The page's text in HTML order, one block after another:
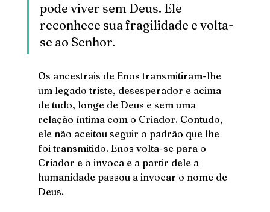
pode viver sem Deus. Ele
reconhece sua fragilidade e volta-
se ao Senhor.
Os ancestrais de Enos transmitiram-lhe
um legado triste, desesperador e acima
de tudo, longe de Deus e sem uma
relação íntima com o Criador. Contudo,
ele não aceitou seguir o padrão que lhe
foi transmitido. Enos volta-se para o
Criador e o invoca e a partir dele a
humanidade passou a invocar o nome de
Deus.